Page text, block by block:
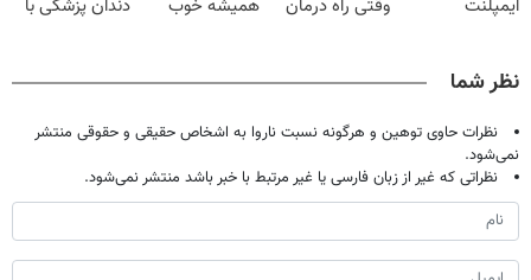
ایمپلنت
وقتی راه درمان
همیشه خوب
دندان پزشکی با
نظر شما
نظرات حاوی توهین و هرگونه نسبت ناروا به اشخاص حقیقی و حقوقی منتشر
نمی‌شود.
نظراتی که غیر از زبان فارسی یا غیر مرتبط با خبر باشد منتشر نمی‌شود.